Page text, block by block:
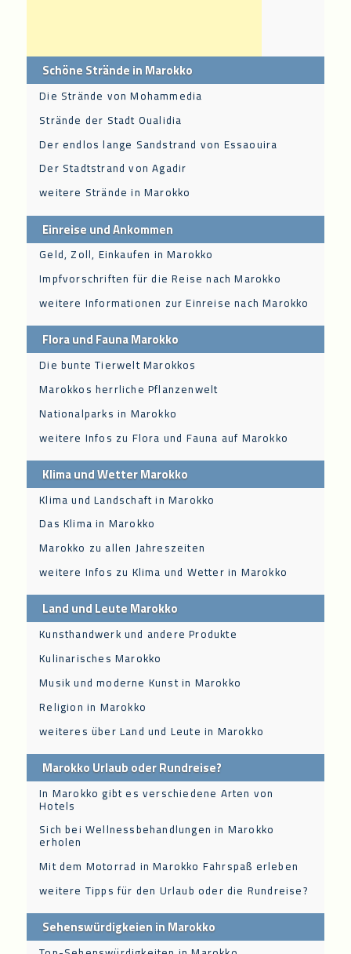
Schöne Strände in Marokko
Die Strände von Mohammedia
Strände der Stadt Oualidia
Der endlos lange Sandstrand von Essaouira
Der Stadtstrand von Agadir
weitere Strände in Marokko
Einreise und Ankommen
Geld, Zoll, Einkaufen in Marokko
Impfvorschriften für die Reise nach Marokko
weitere Informationen zur Einreise nach Marokko
Flora und Fauna Marokko
Die bunte Tierwelt Marokkos
Marokkos herrliche Pflanzenwelt
Nationalparks in Marokko
weitere Infos zu Flora und Fauna auf Marokko
Klima und Wetter Marokko
Klima und Landschaft in Marokko
Das Klima in Marokko
Marokko zu allen Jahreszeiten
weitere Infos zu Klima und Wetter in Marokko
Land und Leute Marokko
Kunsthandwerk und andere Produkte
Kulinarisches Marokko
Musik und moderne Kunst in Marokko
Religion in Marokko
weiteres über Land und Leute in Marokko
Marokko Urlaub oder Rundreise?
In Marokko gibt es verschiedene Arten von
Hotels
Sich bei Wellnessbehandlungen in Marokko
erholen
Mit dem Motorrad in Marokko Fahrspaß erleben
weitere Tipps für den Urlaub oder die Rundreise?
Sehenswürdigkeien in Marokko